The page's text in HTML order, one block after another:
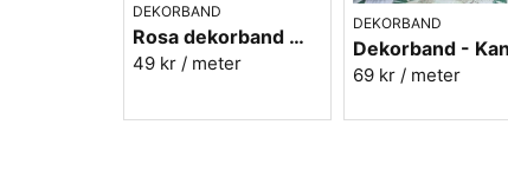
DEKORBAND
Rosa dekorband med påfåglar - 3cm
49 kr / meter
DEKORBAND
69 kr / meter